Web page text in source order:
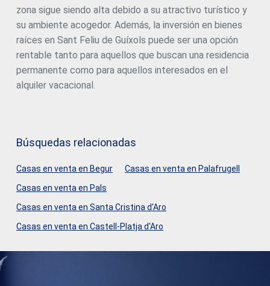
zona sigue siendo alta debido a su atractivo turístico y
su ambiente acogedor. Además, la inversión en bienes
raíces en Sant Feliu de Guíxols puede ser una opción
rentable tanto para aquellos que buscan una residencia
permanente como para aquellos interesados en el
alquiler vacacional.
Búsquedas relacionadas
Casas en venta en Begur
Casas en venta en Palafrugell
Casas en venta en Pals
Casas en venta en Santa Cristina d'Aro
Casas en venta en Castell-Platja d'Aro